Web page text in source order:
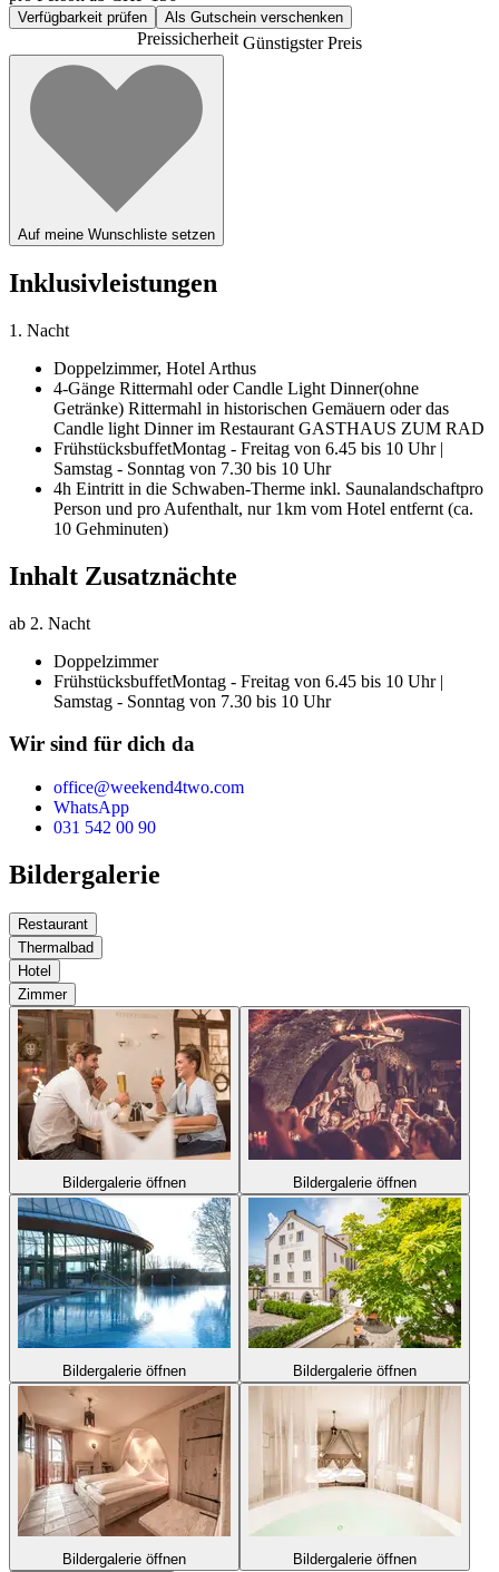
Verfügbarkeit prüfen Als Gutschein verschenken
PreissicherheitGünstigster Preis
Auf meine Wunschliste setzen
Inklusivleistungen
1. Nacht
Doppelzimmer, Hotel Arthus
4-Gänge Rittermahl oder Candle Light Dinner(ohne
Getränke) Rittermahl in historischen Gemäuern oder das
Candle light Dinner im Restaurant GASTHAUS ZUM RAD
FrühstücksbuffetMontag - Freitag von 6.45 bis 10 Uhr |
Samstag - Sonntag von 7.30 bis 10 Uhr
4h Eintritt in die Schwaben-Therme inkl. Saunalandschaftpro
Person und pro Aufenthalt, nur 1km vom Hotel entfernt (ca.
10 Gehminuten)
Inhalt Zusatznächte
ab 2. Nacht
Doppelzimmer
FrühstücksbuffetMontag - Freitag von 6.45 bis 10 Uhr |
Samstag - Sonntag von 7.30 bis 10 Uhr
Wir sind für dich da
office@weekend4two.com
WhatsApp
031 542 00 90
Bildergalerie
Restaurant
Thermalbad
Hotel
Zimmer
Bildergalerie öffnen Bildergalerie öffnen
Bildergalerie öffnen Bildergalerie öffnen
Bildergalerie öffnen
Bildergalerie öffnen